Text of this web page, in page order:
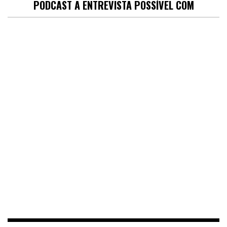
PODCAST A ENTREVISTA POSSÍVEL COM